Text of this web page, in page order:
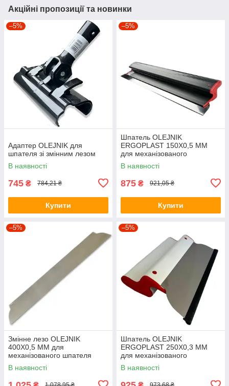
Акційні пропозиції та новинки
–5%
Адаптер OLEJNIK для
шпателя зі змінним лезом
В наявності
745 ₴ 784,21 ₴
Купити
–5%
Шпатель OLEJNIK
ERGOPLAST 150Х0,5 ММ
для механізованого
нанесення (пластмасовий)
В наявності
875 ₴ 921,05 ₴
Купити
–5%
Змінне лезо OLEJNIK
400Х0,5 ММ для
механізованого шпателя
В наявності
–5%
Шпатель OLEJNIK
ERGOPLAST 250Х0,3 ММ
для механізованого
нанесення (пластмасовий)
В наявності